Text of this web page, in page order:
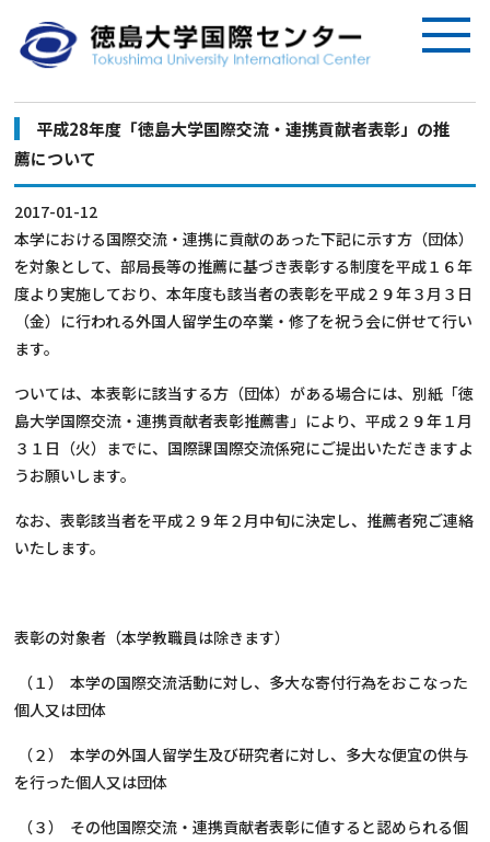
平成28年度「徳島大学国際交流・連携貢献者表彰」の推
薦について
2017-01-12
本学における国際交流・連携に貢献のあった下記に示す方（団体）
を対象として、部局長等の推薦に基づき表彰する制度を平成１６年
度より実施しており、本年度も該当者の表彰を平成２９年３月３日
（金）に行われる外国人留学生の卒業・修了を祝う会に併せて行い
ます。
ついては、本表彰に該当する方（団体）がある場合には、別紙「徳
島大学国際交流・連携貢献者表彰推薦書」により、平成２９年１月
３１日（火）までに、国際課国際交流係宛にご提出いただきますよ
うお願いします。
なお、表彰該当者を平成２９年２月中旬に決定し、推薦者宛ご連絡
いたします。
表彰の対象者（本学教職員は除きます）
（１） 本学の国際交流活動に対し、多大な寄付行為をおこなった
個人又は団体
（２） 本学の外国人留学生及び研究者に対し、多大な便宜の供与
を行った個人又は団体
（３） その他国際交流・連携貢献者表彰に値すると認められる個